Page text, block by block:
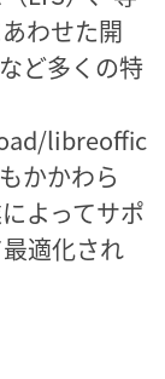
わせた開
ど多くの特
libreoffic
かかわら
よってサポ
適化され